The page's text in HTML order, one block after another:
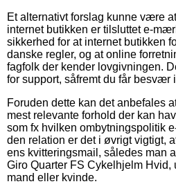
Et alternativt forslag kunne være
internet butikken er tilsluttet e-
sikkerhed for at internet butikken
danske regler, og at online
fagfolk der kender lovgivningen.
for support, såfremt du får besvær
Foruden dette kan det anbefales
mest relevante forhold der kan
som fx hvilken ombytningspolitik
den relation er det i øvrigt vigtigt,
ens kvitteringsmail, således man
Giro Quarter FS Cykelhjelm
mand eller kvinde.